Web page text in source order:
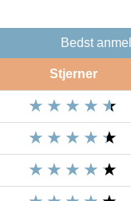
Bedst
Stjerner